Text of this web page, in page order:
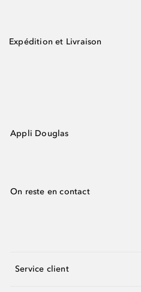
Expédition et Livraison
Appli Douglas
On reste en contact
Service client